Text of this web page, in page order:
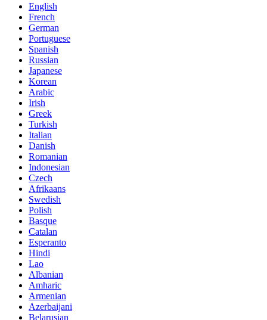
English
French
German
Portuguese
Spanish
Russian
Japanese
Korean
Arabic
Irish
Greek
Turkish
Italian
Danish
Romanian
Indonesian
Czech
Afrikaans
Swedish
Polish
Basque
Catalan
Esperanto
Hindi
Lao
Albanian
Amharic
Armenian
Azerbaijani
Belarusian